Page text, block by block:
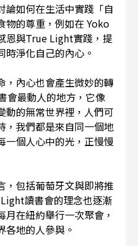
論如何在生活中實踐「自
物的尊重，例如在 Yoko
恩與True Light實踐，提
時淨化自己的內心。
，內心也會產生微妙的轉
會最動人的地方，它像
動的無常世界裡，人們可
，我們都是來自同一個地
一個人心中的光，正慢慢
，包括葡萄牙文與即將推
讀書會的理念也逐漸
在紐約舉行一次聚會，
各地的人參與。